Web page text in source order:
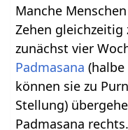
Manche
Zehen gleichzeitig
zunächst vier
Padmasana
können sie zu
Stellung)
Padmasana